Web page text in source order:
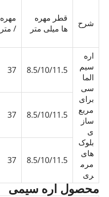
شرح
قطر مهره
ها میلی متر
مهره
/ متر
اره
سیم
الما
سی
برای
مربع
ساز
ی
بلوک
های
مرم
ری
8.5/10/11.5
37
8.5/10/11.5
37
8.5/10/11.5
37
محصول اره سیمی